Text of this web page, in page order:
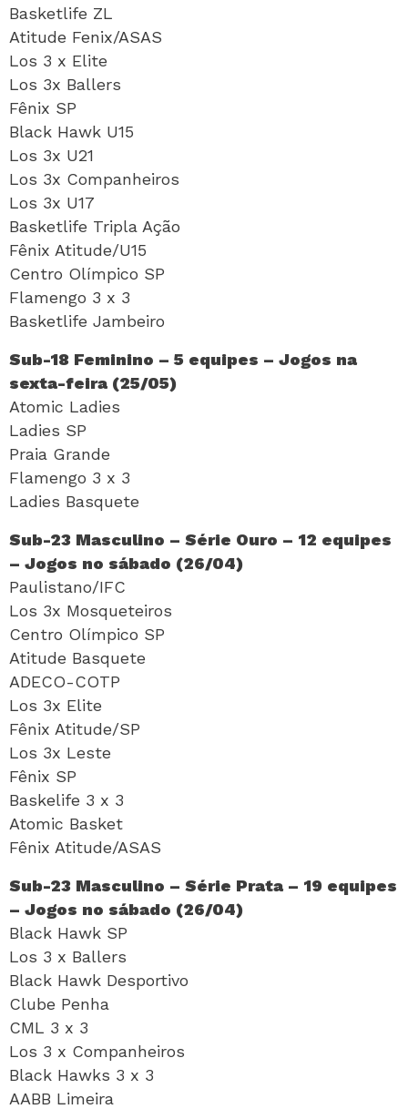
Basketlife ZL
Atitude Fenix/ASAS
Los 3 x Elite
Los 3x Ballers
Fênix SP
Black Hawk U15
Los 3x U21
Los 3x Companheiros
Los 3x U17
Basketlife Tripla Ação
Fênix Atitude/U15
Centro Olímpico SP
Flamengo 3 x 3
Basketlife Jambeiro
Sub-18 Feminino – 5 equipes – Jogos na
sexta-feira (25/05)
Atomic Ladies
Ladies SP
Praia Grande
Flamengo 3 x 3
Ladies Basquete
Sub-23 Masculino – Série Ouro – 12 equipes
– Jogos no sábado (26/04)
Paulistano/IFC
Los 3x Mosqueteiros
Centro Olímpico SP
Atitude Basquete
ADECO-COTP
Los 3x Elite
Fênix Atitude/SP
Los 3x Leste
Fênix SP
Baskelife 3 x 3
Atomic Basket
Fênix Atitude/ASAS
Sub-23 Masculino – Série Prata – 19 equipes
– Jogos no sábado (26/04)
Black Hawk SP
Los 3 x Ballers
Black Hawk Desportivo
Clube Penha
CML 3 x 3
Los 3 x Companheiros
Black Hawks 3 x 3
AABB Limeira